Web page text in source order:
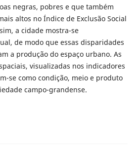
negras, pobres e que também
altos no Índice de Exclusão Social
a cidade mostra-se
de modo que essas disparidades
a produção do espaço urbano. As
visualizadas nos indicadores
se como condição, meio e produto
campo-grandense.